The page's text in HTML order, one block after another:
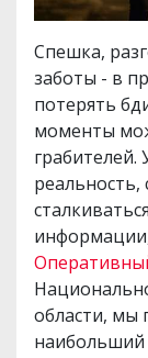
Спешка,
заботы - в
потерять
моменты
грабителей.
области, мы
наибольший